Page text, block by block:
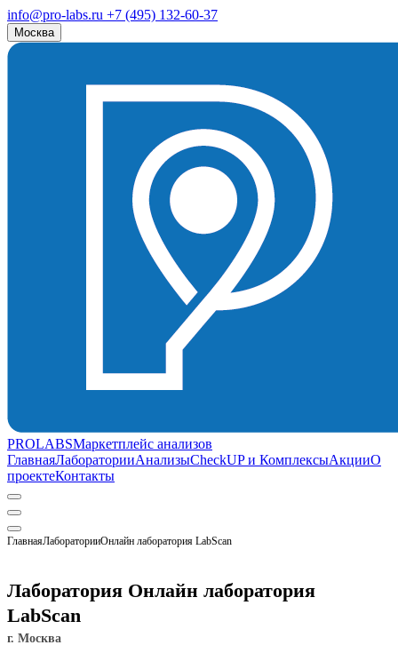
info@pro-labs.ru +7 (495) 132-60-37
Москва
PROLABSМаркетплейс анализов
ГлавнаяЛабораторииАнализыCheckUP и КомплексыАкцииО
проектеКонтакты
ГлавнаяЛабораторииОнлайн лаборатория LabScan
Лаборатория Онлайн лаборатория
LabScan
г. Москва